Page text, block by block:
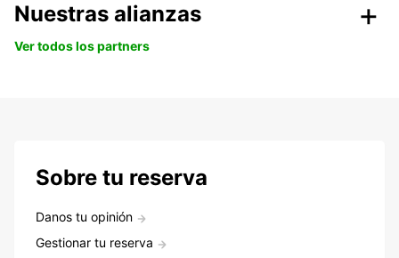
Nuestras alianzas
Ver todos los partners
Sobre tu reserva
Danos tu opinión
Gestionar tu reserva